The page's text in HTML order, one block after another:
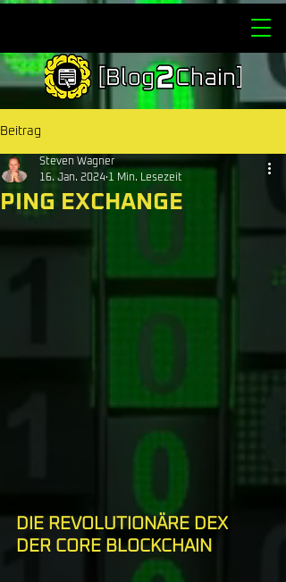
Beitrag
PING EXCHANGE
Steven Wagner
16. Jan. 2024 1 Min. Lesezeit
DIE REVOLUTIONÄRE DEX
DER CORE BLOCKCHAIN